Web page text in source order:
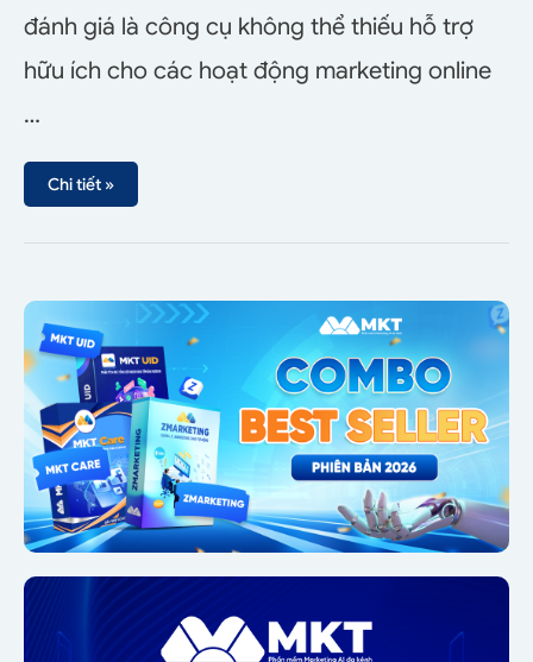
đánh giá là công cụ không thể thiếu hỗ trợ
hữu ích cho các hoạt động marketing online
…
Chi tiết »